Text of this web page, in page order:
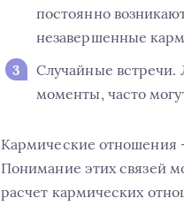
постоянно
незавершенные
Случайные
моменты, часто
Кармические отношения
Понимание этих связей
расчет кармических